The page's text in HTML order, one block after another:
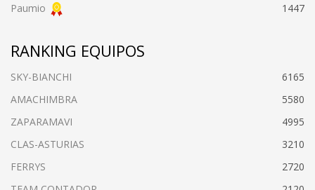
Paumio
1447
RANKING EQUIPOS
SKY-BIANCHI
6165
AMACHIMBRA
5580
ZAPARAMAVI
4995
CLAS-ASTURIAS
3210
FERRYS
2720